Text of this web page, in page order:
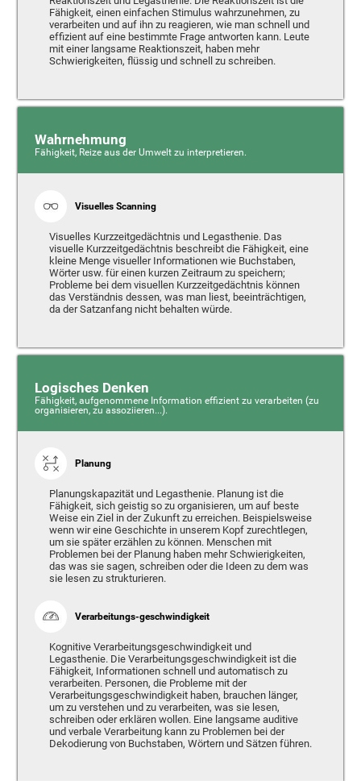
Fähigkeit, einen einfachen Stimulus wahrzunehmen, zu
verarbeiten und auf ihn zu reagieren, wie man schnell und
effizient auf eine bestimmte Frage antworten kann. Leute
mit einer langsame Reaktionszeit, haben mehr
Schwierigkeiten, flüssig und schnell zu schreiben.
Wahrnehmung
Fähigkeit, Reize aus der Umwelt zu interpretieren.
Visuelles Scanning
Visuelles Kurzzeitgedächtnis und Legasthenie. Das
visuelle Kurzzeitgedächtnis beschreibt die Fähigkeit, eine
kleine Menge visueller Informationen wie Buchstaben,
Wörter usw. für einen kurzen Zeitraum zu speichern;
Probleme bei dem visuellen Kurzzeitgedächtnis können
das Verständnis dessen, was man liest, beeinträchtigen,
da der Satzanfang nicht behalten würde.
Logisches Denken
Fähigkeit, aufgenommene Information effizient zu verarbeiten (zu
organisieren, zu assoziieren...).
Planung
Planungskapazität und Legasthenie. Planung ist die
Fähigkeit, sich geistig so zu organisieren, um auf beste
Weise ein Ziel in der Zukunft zu erreichen. Beispielsweise
wenn wir eine Geschichte in unserem Kopf zurechtlegen,
um sie später erzählen zu können. Menschen mit
Problemen bei der Planung haben mehr Schwierigkeiten,
das was sie sagen, schreiben oder die Ideen zu dem was
sie lesen zu strukturieren.
Verarbeitungs-geschwindigkeit
Kognitive Verarbeitungsgeschwindigkeit und
Legasthenie. Die Verarbeitungsgeschwindigkeit ist die
Fähigkeit, Informationen schnell und automatisch zu
verarbeiten. Personen, die Probleme mit der
Verarbeitungsgeschwindigkeit haben, brauchen länger,
um zu verstehen und zu verarbeiten, was sie lesen,
schreiben oder erklären wollen. Eine langsame auditive
und verbale Verarbeitung kann zu Problemen bei der
Dekodierung von Buchstaben, Wörtern und Sätzen führen.